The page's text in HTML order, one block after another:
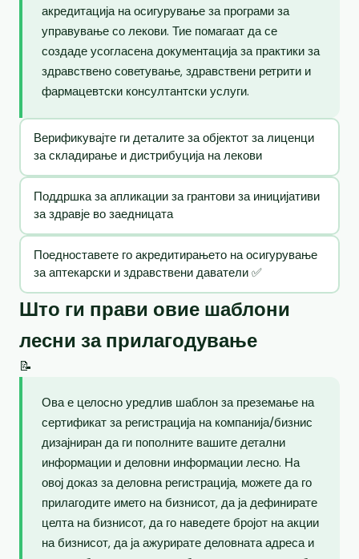
акредитација на осигурување за програми за
управување со лекови. Тие помагаат да се
создаде усогласена документација за практики за
здравствено советување, здравствени ретрити и
фармацевтски консултантски услуги.
Верификувајте ги деталите за објектот за лиценци
за складирање и дистрибуција на лекови
Поддршка за апликации за грантови за иницијативи
за здравје во заедницата
Поедноставете го акредитирањето на осигурување
за аптекарски и здравствени даватели ✅
Што ги прави овие шаблони
лесни за прилагодување
📝
Ова е целосно уредлив шаблон за преземање на
сертификат за регистрација на компанија/бизнис
дизајниран да ги пополните вашите детални
информации и деловни информации лесно. На
овој доказ за деловна регистрација, можете да го
прилагодите името на бизнисот, да ја дефинирате
целта на бизнисот, да го наведете бројот на акции
на бизнисот, да ја ажурирате деловната адреса и